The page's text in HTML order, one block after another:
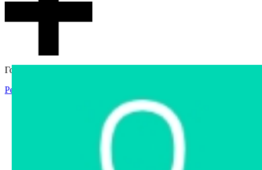
Гостевой доступ
Регистрация
Интернет-магазин
Интернет-витрина